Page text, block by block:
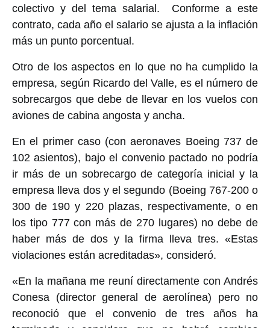
colectivo y del tema salarial. Conforme a este
contrato, cada año el salario se ajusta a la inflación
más un punto porcentual.
Otro de los aspectos en lo que no ha cumplido la
empresa, según Ricardo del Valle, es el número de
sobrecargos que debe de llevar en los vuelos con
aviones de cabina angosta y ancha.
En el primer caso (con aeronaves Boeing 737 de
102 asientos), bajo el convenio pactado no podría
ir más de un sobrecargo de categoría inicial y la
empresa lleva dos y el segundo (Boeing 767-200 o
300 de 190 y 220 plazas, respectivamente, o en
los tipo 777 con más de 270 lugares) no debe de
haber más de dos y la firma lleva tres. «Estas
violaciones están acreditadas», consideró.
«En la mañana me reuní directamente con Andrés
Conesa (director general de aerolínea) pero no
reconoció que el convenio de tres años ha